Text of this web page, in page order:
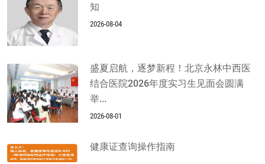
知
2026-08-04
盛夏启航，逐梦新程！北京永林中西医
结合医院2026年度实习生见面会圆满
举...
2026-08-01
健康证查询操作指南